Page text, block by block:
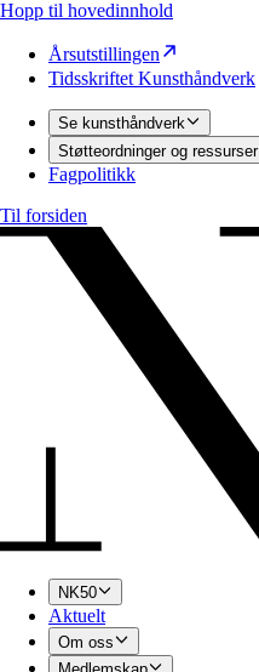
Hopp til hovedinnhold
Årsutstillingen
Tidsskriftet Kunsthåndverk
Se kunsthåndverk
Støtteordninger og ressurser
Fagpolitikk
Til forsiden
NK50
Aktuelt
Om oss